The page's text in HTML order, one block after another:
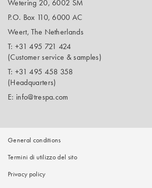
Wetering 20, 6002 SM
P.O. Box 110, 6000 AC
Weert, The Netherlands
T: +31 495 721 424
(Customer service & samples)
T: +31 495 458 358
(Headquarters)
E: info@trespa.com
General conditions
Termini di utilizzo del sito
Privacy policy